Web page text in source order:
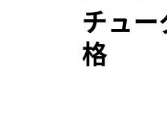
チュ
格